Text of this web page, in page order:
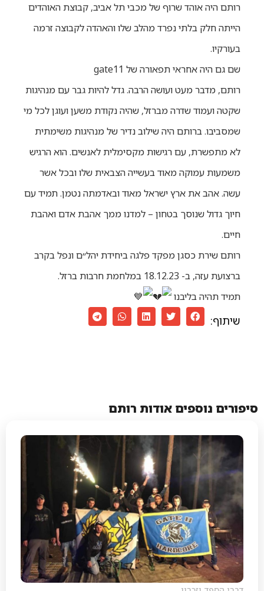
רותם היה אוהד שרוף של מכבי תל אביב, קבוצת האוהדים
הייתה חלק בלתי נפרד מהלב שלו והאהדה לקבוצה זרמה
בעורקיו.
שם גם היה אחראי תפאורה של gate11
רותם, מדבר מעט ועושה הרבה. גדל להיות גבר עם מנהיגות
שקטה ועמוד שדרה מברזל, שהיה נקודת משען ועוגן לכל מי
שמסביבו. ברותם היה שילוב נדיר של מנהיגות משימתית
לא מתפשרת, עם רגישות מקסימלית לאנשים. הוא הרגיש
משמעות עמוקה מאוד בעשייה הצבאית שלו ובכל אשר
עשה. אהב את ארץ ישראל מאוד ובאדמתה נטמן. תמיד עם
חיוך גדול שנוסך בטחון – למדנו ממך אהבת אדם ואהבת
חיים.
רותם שירת כסגן מפקד פלגה ביחידת יהל״ם ונפל בקרב
ברצועת עזה, ב- 18.12.23 במלחמת חרבות ברזל.
תמיד תהיה בליבנו
שיתוף:
סיפורים נוספים אודות רותם